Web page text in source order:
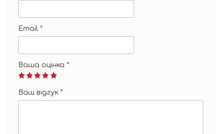
Email *
Ваша оцінка *
Ваш відгук *